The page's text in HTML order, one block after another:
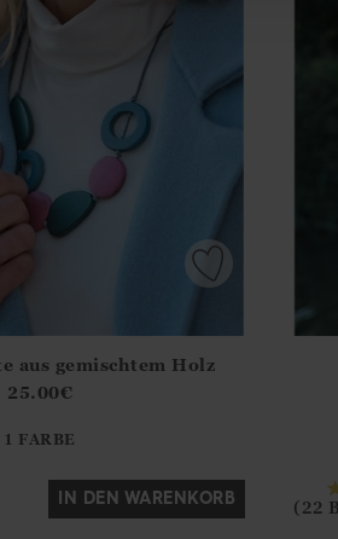
?? ""
aus gemischtem Holz
25.00€
1 FARBE
IN DEN WARENKORB (22